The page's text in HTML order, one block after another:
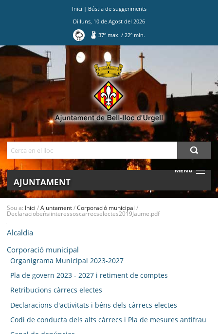
Inici | Bústia de suggeriments
Dilluns 10 de Agost del 2026
37º max./ 22º min.
MENU
AJUNTAMENT
BELL-LLOC SOLUCIONA
Sou a: Inici /Ajuntament/Corporació municipal /
Declaraciobensiinteressoscarrecselectes2019Jaume.pdf
Alcaldia
Corporació municipal
Organigrama Municipal 2023-2027
Pla de govern 2023 - 2027 i retiment de comptes
Retribucions càrrecs electes
Declaracions d'activitats i béns dels càrrecs electes
Codi de conducta dels alts càrrecs i Pla de mesures antifrau